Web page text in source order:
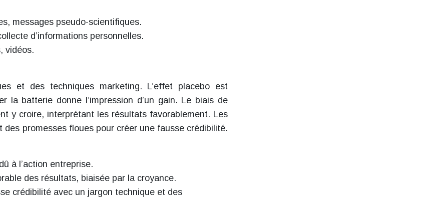
messages pseudo-scientifiques.
d’informations personnelles.
vidéos.
et des techniques marketing. L’effet placebo est
la batterie donne l’impression d’un gain. Le biais de
y croire, interprétant les résultats favorablement. Les
promesses floues pour créer une fausse crédibilité.
à l’action entreprise.
des résultats, biaisée par la croyance.
crédibilité avec un jargon technique et des